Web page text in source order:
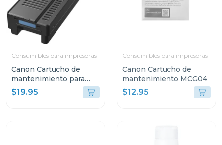
Consumibles para impresoras
Canon Cartucho de
mantenimiento para
impresoras maxify
$19.95
Consumibles para impresoras
Canon Cartucho de
mantenimiento MCG04
$12.95